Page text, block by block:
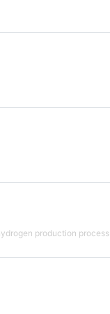
production process.